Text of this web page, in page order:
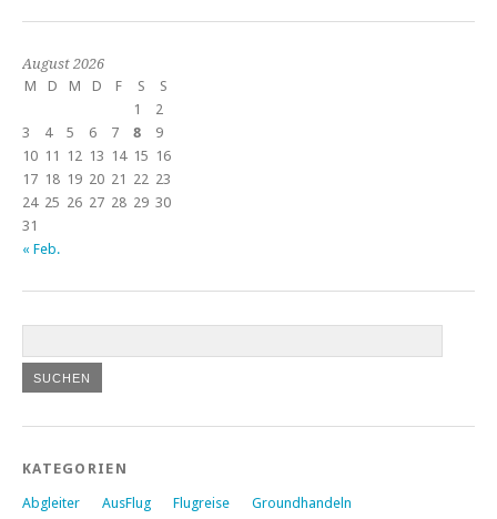
August 2026
M
D M D F S
S
1
2
3
4 5 6 7 8
9
10 11 12 13 14 15 16
17 18 19 20 21 22 23
24 25 26 27 28 29 30
31
« Feb.
KATEGORIEN
Abgleiter AusFlug Flugreise Groundhandeln